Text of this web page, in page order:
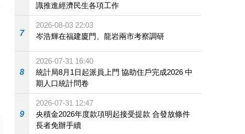
識推進經濟民生各項工作
7
2026-08-03 22:03
岑浩輝在福建廈門、龍岩兩市考察調研
8
2026-07-31 16:40
統計局8月1日起派員上門 協助住戶完成2026 中
期人口統計問卷
9
2026-07-31 12:47
央積金2026年度款項明起接受提款 合發放條件
長者免辦手續